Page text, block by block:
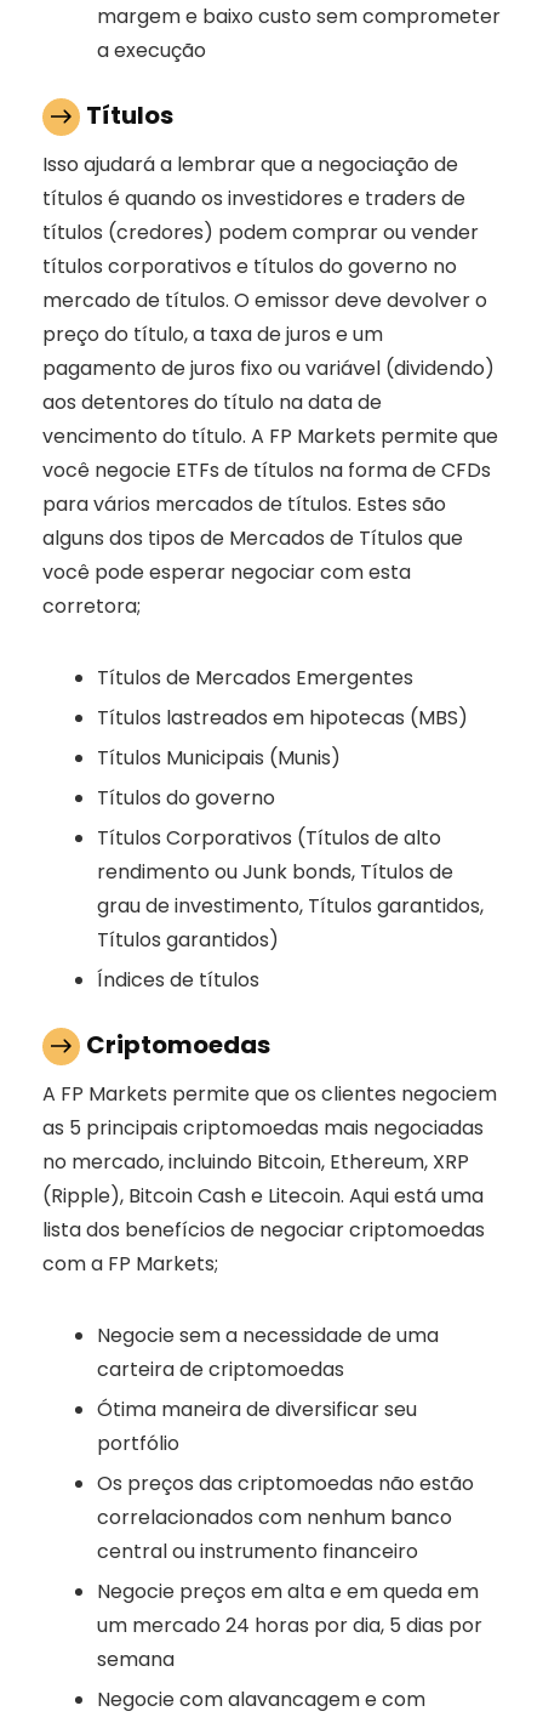
margem e baixo custo sem comprometer
a execução
Títulos
Isso ajudará a lembrar que a negociação de
títulos é quando os investidores e traders de
títulos (credores) podem comprar ou vender
títulos corporativos e títulos do governo no
mercado de títulos. O emissor deve devolver o
preço do título, a taxa de juros e um
pagamento de juros fixo ou variável (dividendo)
aos detentores do título na data de
vencimento do título. A FP Markets permite que
você negocie ETFs de títulos na forma de CFDs
para vários mercados de títulos. Estes são
alguns dos tipos de Mercados de Títulos que
você pode esperar negociar com esta
corretora;
Títulos de Mercados Emergentes
Títulos lastreados em hipotecas (MBS)
Títulos Municipais (Munis)
Títulos do governo
Títulos Corporativos (Títulos de alto
rendimento ou Junk bonds, Títulos de
grau de investimento, Títulos garantidos,
Títulos garantidos)
Índices de títulos
Criptomoedas
A FP Markets permite que os clientes negociem
as 5 principais criptomoedas mais negociadas
no mercado, incluindo Bitcoin, Ethereum, XRP
(Ripple), Bitcoin Cash e Litecoin. Aqui está uma
lista dos benefícios de negociar criptomoedas
com a FP Markets;
Negocie sem a necessidade de uma
carteira de criptomoedas
Ótima maneira de diversificar seu
portfólio
Os preços das criptomoedas não estão
correlacionados com nenhum banco
central ou instrumento financeiro
Negocie preços em alta e em queda em
um mercado 24 horas por dia, 5 dias por
semana
Negocie com alavancagem e com